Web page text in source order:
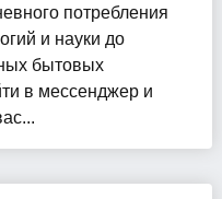
потребления
и науки до
бытовых
в мессенджер и